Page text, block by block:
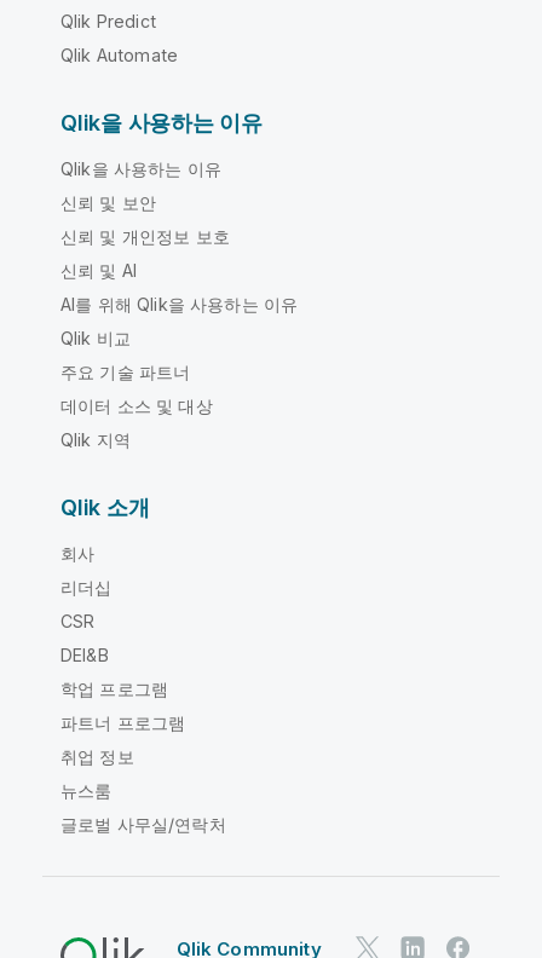
Qlik Predict
Qlik Automate
Qlik을 사용하는 이유
Qlik을 사용하는 이유
신뢰 및 보안
신뢰 및 개인정보 보호
신뢰 및 AI
AI를 위해 Qlik을 사용하는 이유
Qlik 비교
주요 기술 파트너
데이터 소스 및 대상
Qlik 지역
Qlik 소개
회사
리더십
CSR
DEI&B
학업 프로그램
파트너 프로그램
취업 정보
뉴스룸
글로벌 사무실/연락처
Qlik Community